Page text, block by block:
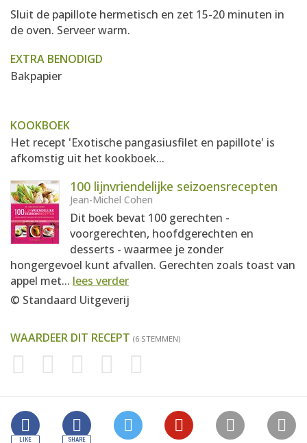
Sluit de papillote hermetisch en zet 15-20 minuten in
de oven. Serveer warm.
EXTRA BENODIGD
Bakpapier
KOOKBOEK
Het recept 'Exotische pangasiusfilet en papillote' is
afkomstig uit het kookboek...
100 lijnvriendelijke seizoensrecepten
Jean-Michel Cohen
Dit boek bevat 100 gerechten -
voorgerechten, hoofdgerechten en
desserts - waarmee je zonder
hongergevoel kunt afvallen. Gerechten zoals toast van
appel met... lees verder
© Standaard Uitgeverij
WAARDEER DIT RECEPT (6 STEMMEN)